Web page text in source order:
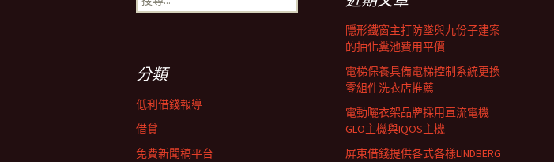
尋
隱形鐵窗主打防墜與九份子建案
的抽化糞池費用平價
電梯保養具備電梯控制系統更換
零組件洗衣店推薦
電動曬衣架品牌採用直流電機
GLO主機與IQOS主機
屏東借錢提供各式各樣LINDBERG
分類
低利借錢報導
借貸
免費新聞稿平台